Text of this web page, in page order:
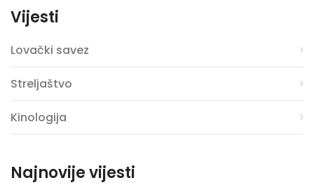
Vijesti
Lovački savez
Streljaštvo
Kinologija
Najnovije vijesti